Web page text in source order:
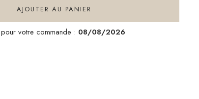
AJOUTER AU PANIER
votre commande : 08/08/2026